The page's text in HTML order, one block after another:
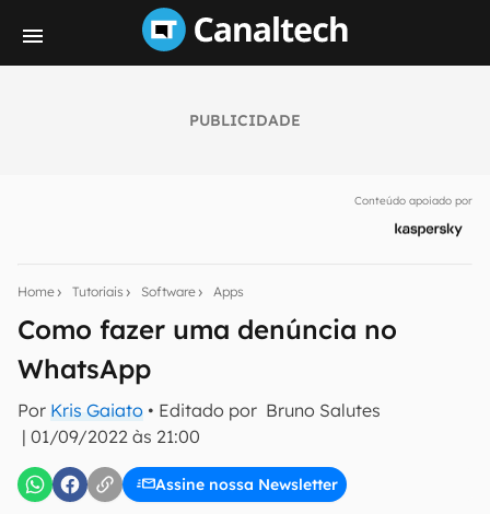
PUBLICIDADE
Conteúdo apoiado por
Home Tutoriais Software Apps
Como fazer uma denúncia no
WhatsApp
Por Kris Gaiato • Editado por Bruno Salutes
| 01/09/2022 às 21:00
Assine nossa Newsletter
notícias e reviews sobre tecnologia em primeira
Confirmo que li, aceito e concordo com os